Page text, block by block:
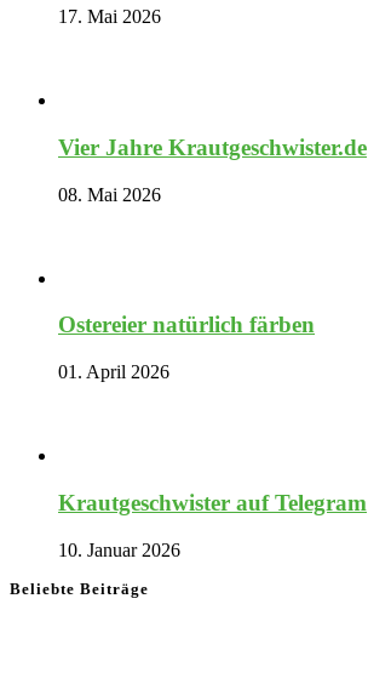
17. Mai 2026
Vier Jahre Krautgeschwister.de
08. Mai 2026
Ostereier natürlich färben
01. April 2026
Krautgeschwister auf Telegram
10. Januar 2026
Beliebte Beiträge